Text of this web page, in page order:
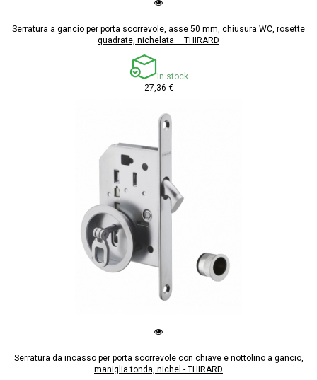
Serratura a gancio per porta scorrevole, asse 50 mm, chiusura WC, rosette
quadrate, nichelata – THIRARD
In stock
27,36 €
Serratura da incasso per porta scorrevole con chiave e nottolino a gancio,
maniglia tonda, nichel - THIRARD